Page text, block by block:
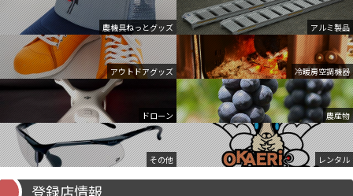
農機具ねっとグッズ アルミ製品
アウトドアグッズ 冷暖房空調機器
ドローン 農産物
その他 レンタル
登録店情報